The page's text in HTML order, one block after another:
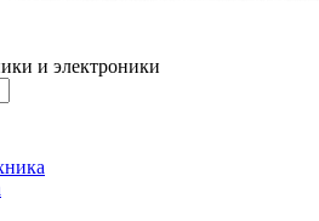
и электроники